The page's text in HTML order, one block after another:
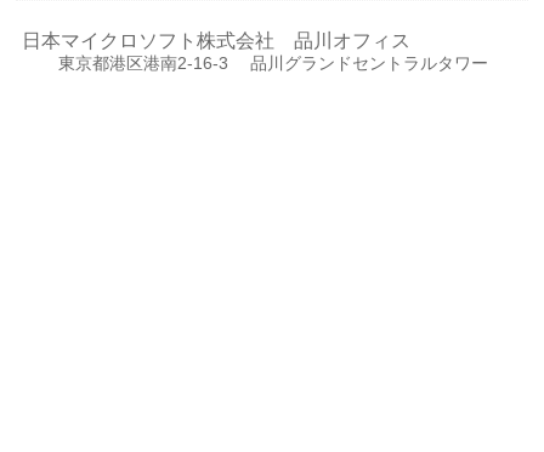
日本マイクロソフト株式会社 品川オフィス
東京都港区港南2-16-3 品川グランドセントラルタワー